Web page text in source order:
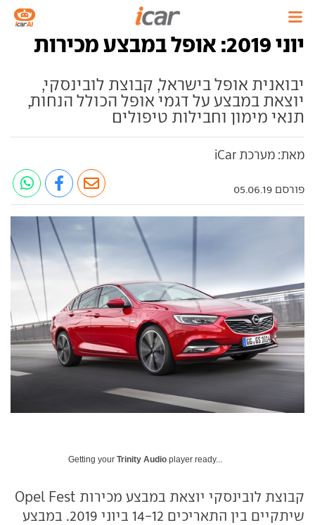
יוני 2019: אופל במבצע מכירות
יבואנית אופל בישראל, קבוצת לובינסקי,
יוצאת במבצע על דגמי אופל הכולל הנחות,
תנאי מימון וחבילות טיפולים
מאת: מערכת iCar
פורסם 05.06.19
Getting your Trinity Audio player ready...
קבוצת לובינסקי יוצאת במבצע מכירות Opel Fest
שיתקיים בין התאריכים 14-12 ביוני 2019. במבצע